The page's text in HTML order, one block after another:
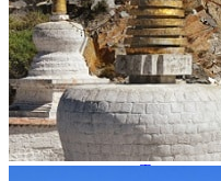
Visiter la
Les
Préparer son
Notre
Météo &
Obtention
Comment
Maîtrisez
Transports